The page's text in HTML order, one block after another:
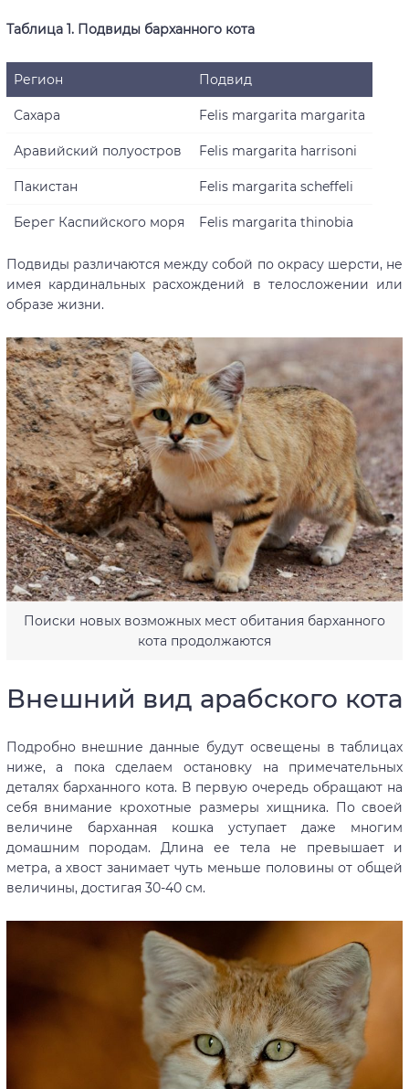
Таблица 1. Подвиды барханного кота
Регион Подвид
Сахара Felis margarita margarita
Аравийский полуостров Felis margarita harrisoni
Пакистан Felis margarita scheffeli
Берег Каспийского моря Felis margarita thinobia
Подвиды различаются между собой по окрасу шерсти, не
имея кардинальных расхождений в телосложении или
образе жизни.
Поиски новых возможных мест обитания барханного
кота продолжаются
Внешний вид арабского кота
Подробно внешние данные будут освещены в таблицах
ниже, а пока сделаем остановку на примечательных
деталях барханного кота. В первую очередь обращают на
себя внимание крохотные размеры хищника. По своей
величине барханная кошка уступает даже многим
домашним породам. Длина ее тела не превышает и
метра, а хвост занимает чуть меньше половины от общей
величины, достигая 30-40 см.